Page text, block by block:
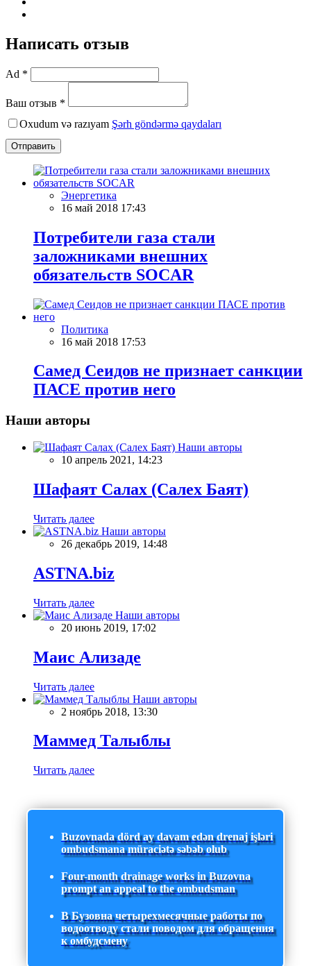
Написать отзыв
Ad *
Ваш отзыв *
Oxudum və razıyam Şərh göndərmə qaydaları
Отправить
Энергетика
16 май 2018 17:43
Потребители газа стали
заложниками внешних
обязательств SOCAR
Политика
16 май 2018 17:53
Самед Сеидов не признает санкции
ПАСЕ против него
Наши авторы
Наши авторы
10 апрель 2021, 14:23
Шафаят Салах (Салех Баят)
Читать далее
Наши авторы
26 декабрь 2019, 14:48
ASTNA.biz
Читать далее
Наши авторы
20 июнь 2019, 17:02
Маис Ализаде
Читать далее
Наши авторы
2 ноябрь 2018, 13:30
Маммед Талыблы
Читать далее
Buzovnada dörd ay davam edən drenaj işləri
ombudsmana müraciətə səbəb olub
Four-month drainage works in Buzovna
prompt an appeal to the ombudsman
В Бузовна четырехмесячные работы по
водоотводу стали поводом для обращения
к омбудсмену